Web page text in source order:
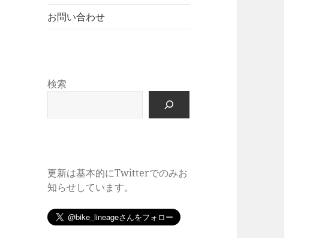
お問い合わせ
検索
更新は基本的にTwitterでのみお
知らせしています。